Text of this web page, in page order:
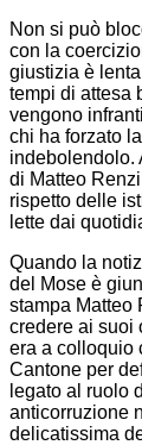
Non si può
con la
giustizia è
tempi di attesa
vengono
chi ha forzato
indebolendolo.
di Matteo
rispetto delle
lette dai
Quando la
del Mose è
stampa Matteo
credere ai suoi
era a colloquio
Cantone per
legato al ruolo
anticorruzione
delicatissima